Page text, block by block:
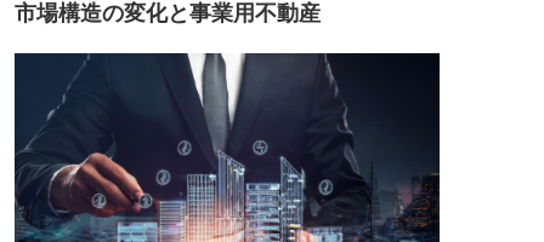
市場構造の変化と事業用不動産